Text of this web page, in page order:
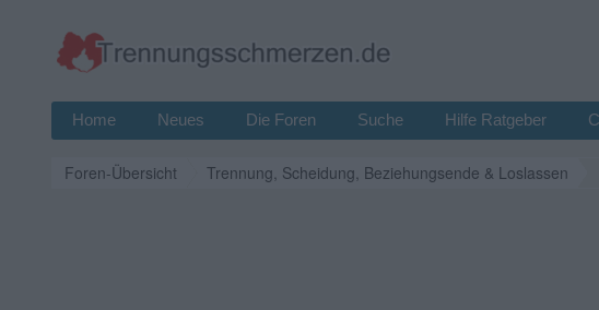
Home Neues Die Foren Suche Hilfe Ratgeber
Foren-Übersicht Trennung, Scheidung, Beziehungsende & Loslassen